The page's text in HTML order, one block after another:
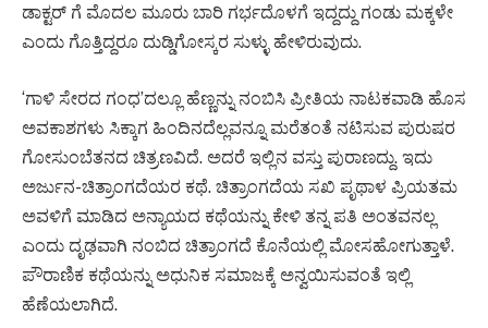
ಡಾಕ್ಟರ್ ಗೆ ಮೊದಲ ಮೂರು ಬಾರಿ ಗರ್ಭದೊಳಗೆ ಇದ್ದದ್ದು ಗಂಡು ಮಕ್ಕಳೇ
ಎಂದು ಗೊತ್ತಿದ್ದರೂ ದುಡ್ಡಿಗೋಸ್ಕರ ಸುಳ್ಳು ಹೇಳಿರುವುದು.
‘ಗಾಳಿ ಸೇರದ ಗಂಧ’ದಲ್ಲೂ ಹೆಣ್ಣನ್ನು ನಂಬಿಸಿ ಪ್ರೀತಿಯ ನಾಟಕವಾಡಿ ಹೊಸ
ಅವಕಾಶಗಳು ಸಿಕ್ಕಾಗ ಹಿಂದಿನದೆಲ್ಲವನ್ನೂ ಮರೆತಂತೆ ನಟಿಸುವ ಪುರುಷರ
ಗೋಸುಂಬೆತನದ ಚಿತ್ರಣವಿದೆ. ಅದರೆ ಇಲ್ಲಿನ ವಸ್ತು ಪುರಾಣದ್ದು. ಇದು
ಅರ್ಜುನ-ಚಿತ್ರಾಂಗದೆಯರ ಕಥೆ. ಚಿತ್ರಾಂಗದೆಯ ಸಖಿ ಪೃಥಾಳ ಪ್ರಿಯತಮ
ಅವಳಿಗೆ ಮಾಡಿದ ಅನ್ಯಾಯದ ಕಥೆಯನ್ನು ಕೇಳಿ ತನ್ನ ಪತಿ ಅಂತವನಲ್ಲ
ಎಂದು ದೃಢವಾಗಿ ನಂಬಿದ ಚಿತ್ರಾಂಗದೆ ಕೊನೆಯಲ್ಲಿ ಮೋಸಹೋಗುತ್ತಾಳೆ.
ಪೌರಾಣಿಕ ಕಥೆಯನ್ನು ಅಧುನಿಕ ಸಮಾಜಕ್ಕೆ ಅನ್ವಯಿಸುವಂತೆ ಇಲ್ಲಿ
ಹೆಣೆಯಲಾಗಿದೆ.